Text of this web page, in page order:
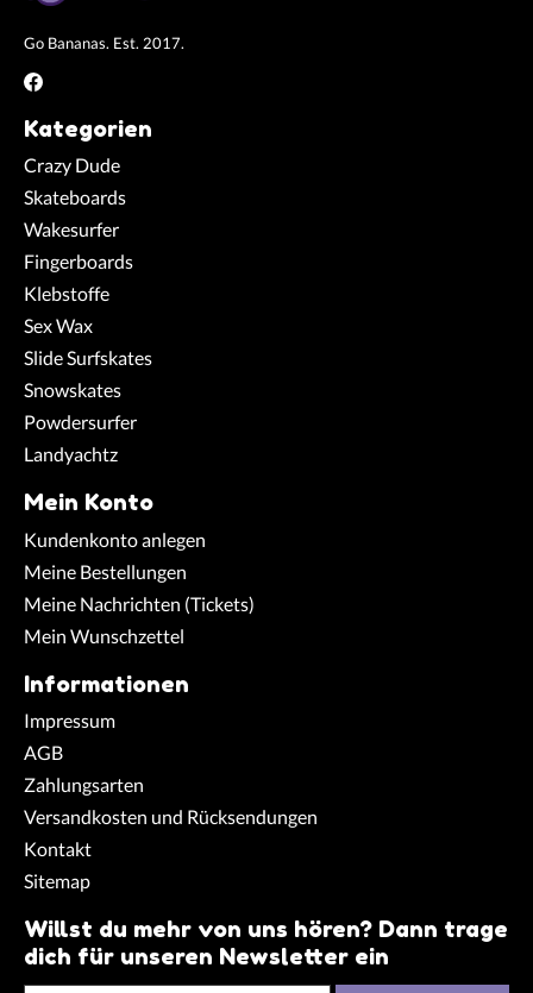
Go Bananas. Est. 2017.
Kategorien
Crazy Dude
Skateboards
Wakesurfer
Fingerboards
Klebstoffe
Sex Wax
Slide Surfskates
Snowskates
Powdersurfer
Landyachtz
Mein Konto
Kundenkonto anlegen
Meine Bestellungen
Meine Nachrichten (Tickets)
Mein Wunschzettel
Informationen
Impressum
AGB
Zahlungsarten
Versandkosten und Rücksendungen
Kontakt
Sitemap
Willst du mehr von uns hören? Dann trage
dich für unseren Newsletter ein